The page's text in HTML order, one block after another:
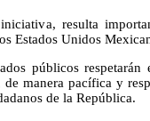
resulta
Estados Unidos
públicos
manera pacífica y
de la República.